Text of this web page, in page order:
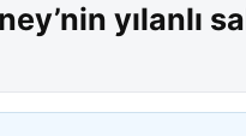
yılanlı